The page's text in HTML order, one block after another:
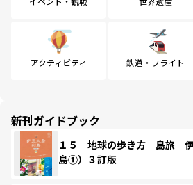
アクティビティ 鉄道・フライト
新刊ガイドブック
１５ 地球の歩き方 島旅
島①）３訂版